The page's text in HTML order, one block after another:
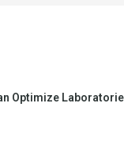
Optimize